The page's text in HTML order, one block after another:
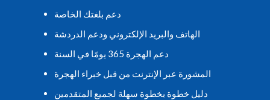
دعم بلغتك الخاصة
الهاتف والبريد الإلكتروني ودعم الدردشة
دعم الهجرة 365 يومًا في السنة
المشورة عبر الإنترنت من قبل خبراء الهجرة
دليل خطوة بخطوة سهلة لجميع المتقدمين